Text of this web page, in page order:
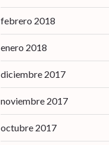
febrero 2018
enero 2018
diciembre 2017
noviembre 2017
octubre 2017